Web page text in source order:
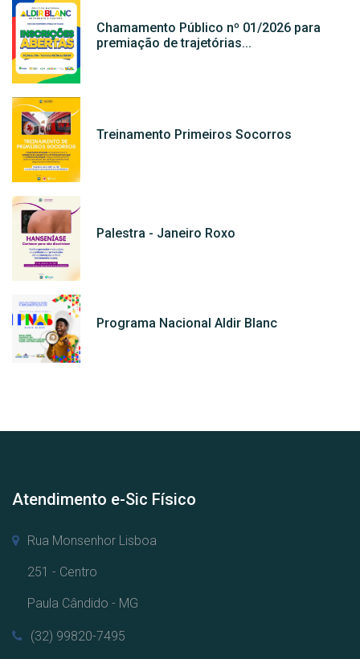
Chamamento Público nº 01/2026 para
premiação de trajetórias...
Treinamento Primeiros Socorros
Palestra - Janeiro Roxo
Programa Nacional Aldir Blanc
Atendimento e-Sic Físico
Rua Monsenhor Lisboa
251 - Centro
Paula Cândido - MG
(32) 99820-7495